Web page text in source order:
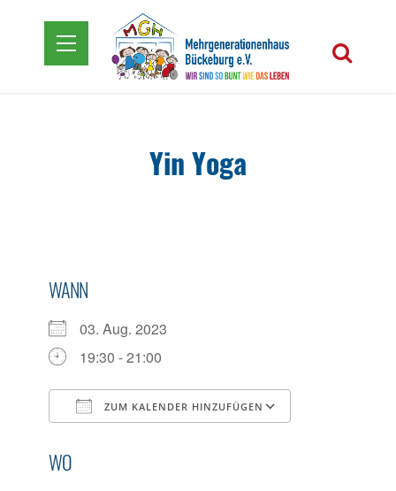
Yin Yoga
WANN
03. Aug. 2023
19:30 - 21:00
ZUM KALENDER HINZUFÜGEN
WO